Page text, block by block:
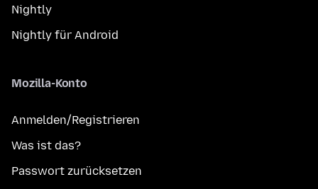
Nightly
Nightly für Android
Mozilla-Konto
Anmelden/Registrieren
Was ist das?
Passwort zurücksetzen